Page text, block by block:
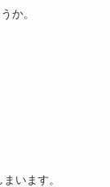
か。
います。